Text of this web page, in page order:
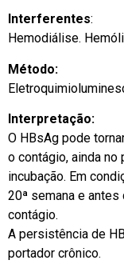
Interferentes:
Hemodiálise.
Método:
Interpretação:
O HBsAg pode
o contágio, ainda no
incubação. Em
20ª semana e antes
contágio.
A persistência de
portador crônico.